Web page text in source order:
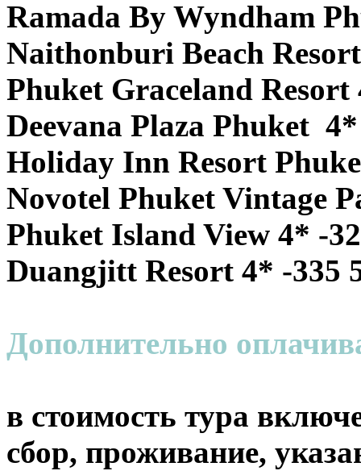
Ramada By Wyndham
Naithonburi Beach
Phuket Graceland Resort
Deevana Plaza Phuket
Holiday Inn Resort
Novotel Phuket Vintage
Phuket Island View 4* -
Duangjitt Resort 4* -335
Дополнительно
в стоимость тура
сбор, проживание,